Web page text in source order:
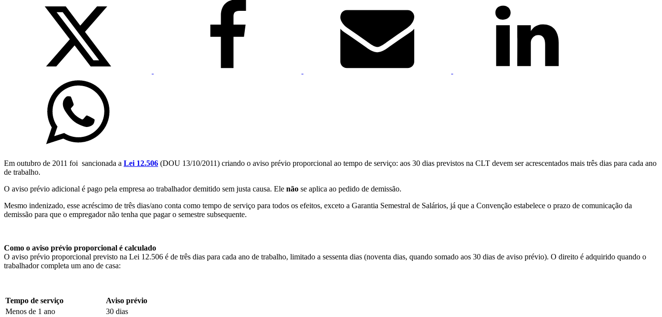
Em outubro de 2011 foi sancionada a Lei 12.506 (DOU 13/10/2011) criando o aviso prévio proporcional ao tempo de serviço: aos 30 dias previstos na CLT devem ser acrescentados mais três dias para cada ano
de trabalho.
O aviso prévio adicional é pago pela empresa ao trabalhador demitido sem justa causa. Ele não se aplica ao pedido de demissão.
Mesmo indenizado, esse acréscimo de três dias/ano conta como tempo de serviço para todos os efeitos, exceto a Garantia Semestral de Salários, já que a Convenção estabelece o prazo de comunicação da
demissão para que o empregador não tenha que pagar o semestre subsequente.
Como o aviso prévio proporcional é calculado
O aviso prévio proporcional previsto na Lei 12.506 é de três dias para cada ano de trabalho, limitado a sessenta dias (noventa dias, quando somado aos 30 dias de aviso prévio). O direito é adquirido quando o
trabalhador completa um ano de casa:
Tempo de serviço
Aviso prévio
Menos de 1 ano
30 dias